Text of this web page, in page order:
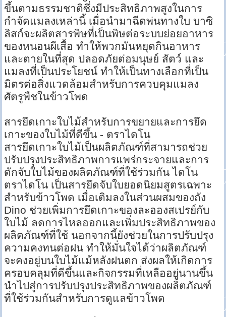
ขึ้นตามธรรมชาติซึ่งมีประสิทธิภาพสูงในการ
กำจัดแมลงเหล่านี้ เมื่อนำมาฉีดพ่นทางใบ บาซิ
ลิสก์จะผลิตสารพิษที่เป็นพิษต่อระบบย่อยอาหาร
ของหนอนผีเสื้อ ทำให้พวกมันหยุดกินอาหาร
และตายในที่สุด ปลอดภัยต่อมนุษย์ สัตว์ และ
แมลงที่เป็นประโยชน์ ทำให้เป็นทางเลือกที่เป็น
มิตรต่อสิ่งแวดล้อมสำหรับการควบคุมแมลง
ศัตรูพืชในข้าวโพด
สารยึดเกาะใบไม้สำหรับการขยายและการยึด
เกาะของใบไม้ที่ดีขึ้น - ตราไดโน
สารยึดเกาะใบไม้เป็นผลิตภัณฑ์ที่สามารถช่วย
ปรับปรุงประสิทธิภาพการแพร่กระจายและการ
ดักจับใบไม้ของผลิตภัณฑ์ที่ใช้ร่วมกัน ไดโน
ตราไดโน เป็นสารยึดจับใบยอดนิยมสูตรเฉพาะ
สำหรับข้าวโพด เมื่อเติมลงในส่วนผสมของถัง
Dino ช่วยเพิ่มการยึดเกาะของละอองสเปรย์กับ
ใบไม้ ลดการไหลออกและเพิ่มประสิทธิภาพของ
ผลิตภัณฑ์ที่ใช้ นอกจากนี้ยังช่วยในการปรับปรุง
ความคงทนต่อฝน ทำให้มั่นใจได้ว่าผลิตภัณฑ์
จะคงอยู่บนใบไม้แม้หลังฝนตก ส่งผลให้เกิดการ
ครอบคลุมที่ดีขึ้นและกิจกรรมที่เหลืออยู่นานขึ้น
นำไปสู่การปรับปรุงประสิทธิภาพของผลิตภัณฑ์
ที่ใช้ร่วมกันสำหรับการดูแลข้าวโพด